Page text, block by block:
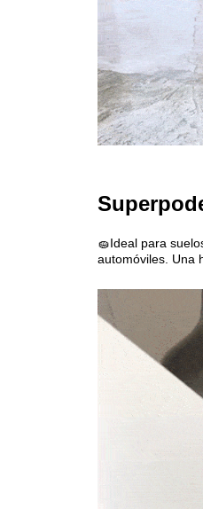
🧽Ideal para
automóviles. Una